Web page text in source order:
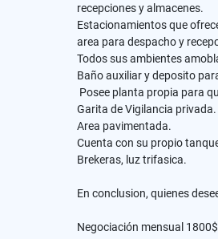
recepciones y almacenes.
Estacionamientos que
area para despacho y
Todos sus ambientes
Baño auxiliar y deposito
Posee planta propia para
Garita de Vigilancia privada.
Area pavimentada.
Cuenta con su propio
Brekeras, luz trifasica.
En conclusion, quienes
Negociación mensual